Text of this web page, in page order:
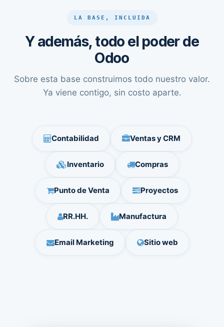
LA BASE, INCLUIDA
Y además, todo el poder de
Odoo
Sobre esta base construimos todo nuestro valor.
Ya viene contigo, sin costo aparte.
Contabilidad Ventas y CRM
Inventario Compras
Punto de Venta Proyectos
RR.HH. Manufactura
Email Marketing Sitio web